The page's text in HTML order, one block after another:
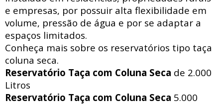
e empresas, por possuir alta flexibilidade em
volume, pressão de água e por se adaptar a
espaços limitados.
Conheça mais sobre os reservatórios tipo taça
coluna seca.
Reservatório Taça com Coluna Seca de 2.000
Litros
Reservatório Taça com Coluna Seca 5.000